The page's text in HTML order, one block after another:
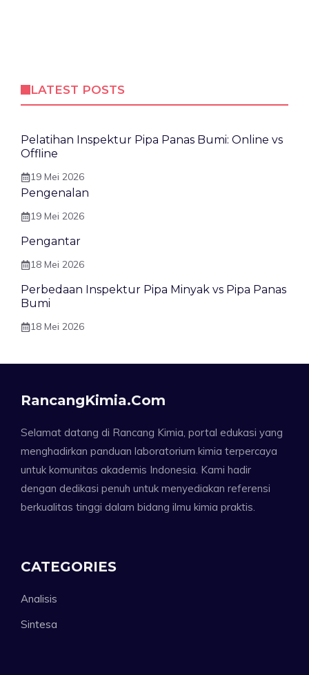
LATEST POSTS
Pelatihan Inspektur Pipa Panas Bumi: Online vs
Offline
19 Mei 2026
Pengenalan
19 Mei 2026
Pengantar
18 Mei 2026
Perbedaan Inspektur Pipa Minyak vs Pipa Panas
Bumi
18 Mei 2026
RancangKimia.com
Selamat datang di Rancang Kimia, portal edukasi yang
menghadirkan panduan laboratorium kimia terpercaya
untuk komunitas akademis Indonesia. Kami hadir
dengan dedikasi penuh untuk menyediakan referensi
berkualitas tinggi dalam bidang ilmu kimia praktis.
CATEGORIES
Analisis
Sintesa